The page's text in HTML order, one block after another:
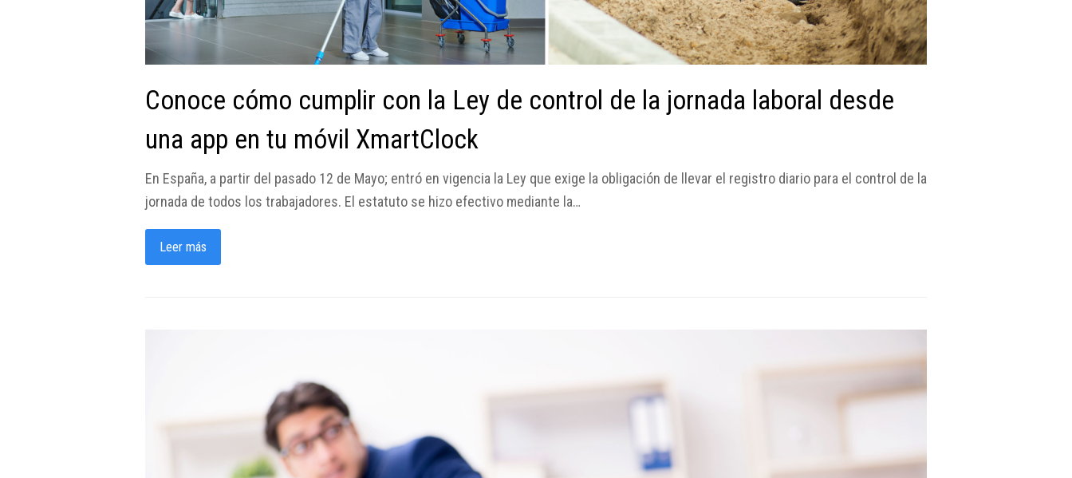
Conoce cómo cumplir con la Ley de control de la jornada laboral desde
una app en tu móvil XmartClock
En España, a partir del pasado 12 de Mayo; entró en vigencia la Ley que exige la obligación de llevar el registro diario para el control de la
jornada de todos los trabajadores. El estatuto se hizo efectivo mediante la…
Leer más